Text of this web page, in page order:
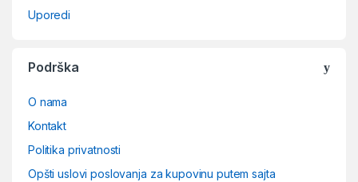
Uporedi
Podrška
O nama
Kontakt
Politika privatnosti
Opšti uslovi poslovanja za kupovinu putem sajta